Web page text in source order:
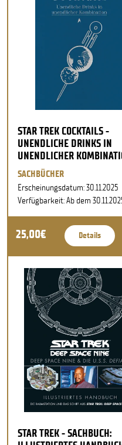
STAR TREK COCKTAILS -
UNENDLICHE DRINKS IN
UNENDLICHER
SACHBÜCHER
Erscheinungsdatum: 30.11.2025
Verfügbarkeit: Ab dem
25,00€ Details
STAR TREK - SACHBUCH: